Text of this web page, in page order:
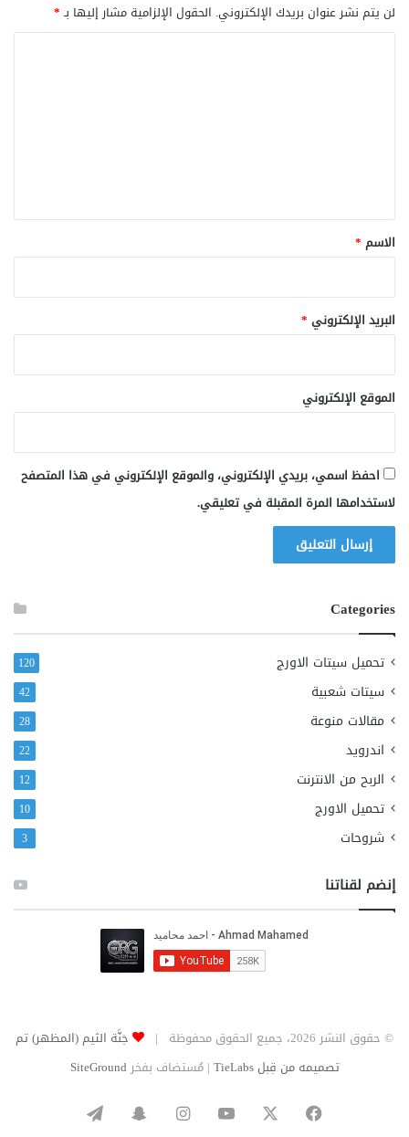
لن يتم نشر عنوان بريدك الإلكتروني. الحقول الإلزامية مشار إليها بـ*
*
الاسم *
البريد الإلكتروني *
الموقع الإلكتروني
احفظ اسمي، بريدي الإلكتروني، والموقع الإلكتروني في هذا المتصفح
لاستخدامها المرة المقبلة في تعليقي.
Categories
تحميل سيتات الاورج 120
سيتات شعبية 42
مقالات منوعة 28
اندرويد 22
الربح من الانترنت 12
تحميل الاورج 10
شروحات 3
إنضم لقناتنا
© حقوق النشر 2026، جميع الحقوق محفوظة |
جَنَّة الثيم (المظهر) تم
تصميمه من قِبل TieLabs
| مُستضاف بفخرSiteGround
فيسبوك ‫YouTubeانستقرامسنابتيلقرام